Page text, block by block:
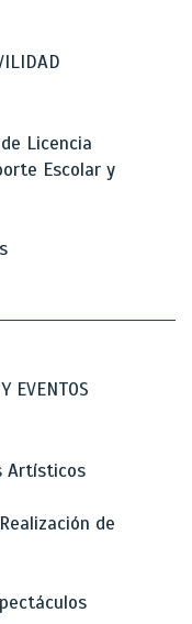
Licencia
Escolar y
EVENTOS
Artísticos
de